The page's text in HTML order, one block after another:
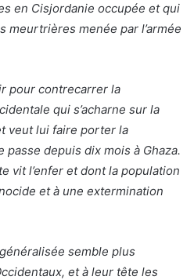
en Cisjordanie occupée et qui
meurtrières menée par l’armée
pour contrecarrer la
qui s’acharne sur la
veut lui faire porter la
depuis dix mois à Ghaza.
vit l’enfer et dont la population
et à une extermination
semble plus
et à leur tête les